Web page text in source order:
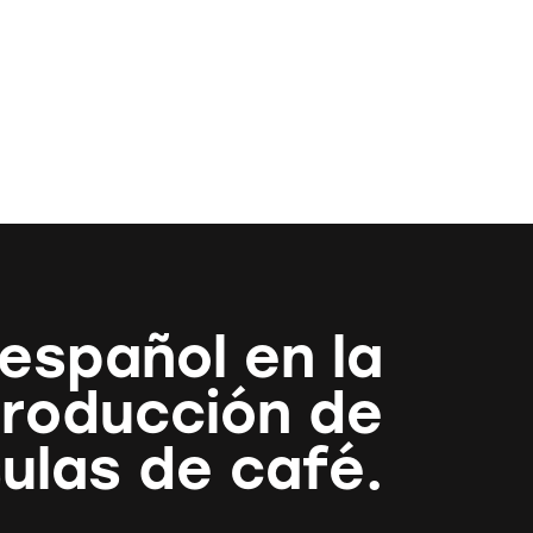
en la
de
de café.